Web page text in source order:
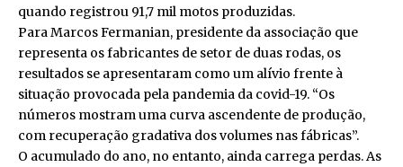
quando registrou 91,7 mil motos produzidas.
Para Marcos Fermanian, presidente da associação que
representa os fabricantes de setor de duas rodas, os
resultados se apresentaram como um alívio frente à
situação provocada pela pandemia da covid-19. “Os
números mostram uma curva ascendente de produção,
com recuperação gradativa dos volumes nas fábricas”.
O acumulado do ano, no entanto, ainda carrega perdas. As